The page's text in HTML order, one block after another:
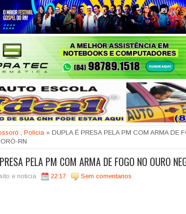
Policia » DUPLA É PRESA PELA PM COM ARMA DE
RN
PELA PM COM ARMA DE FOGO NO OURO
e noticia 22:17 Sem comentarios